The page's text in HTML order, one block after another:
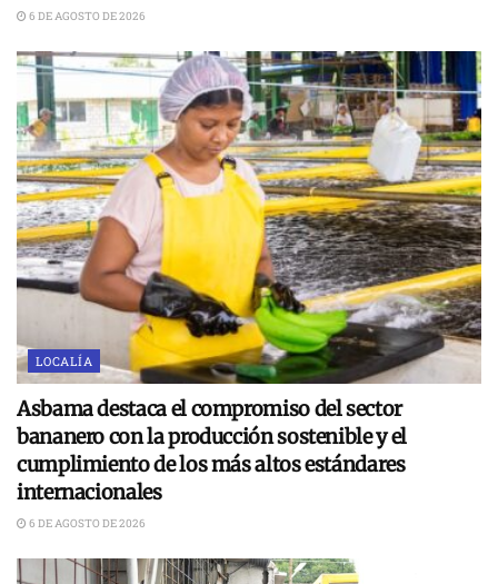
6 DE AGOSTO DE 2026
LOCALÍA
Asbama destaca el compromiso del sector
bananero con la producción sostenible y el
cumplimiento de los más altos estándares
internacionales
6 DE AGOSTO DE 2026